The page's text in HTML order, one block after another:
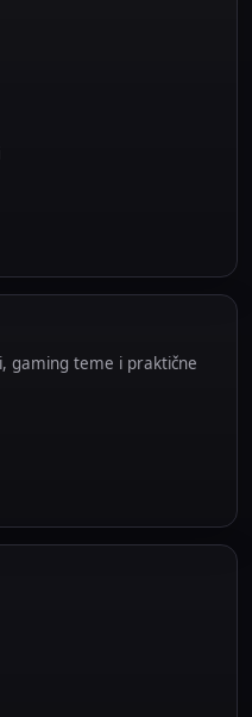
gaming teme i praktične